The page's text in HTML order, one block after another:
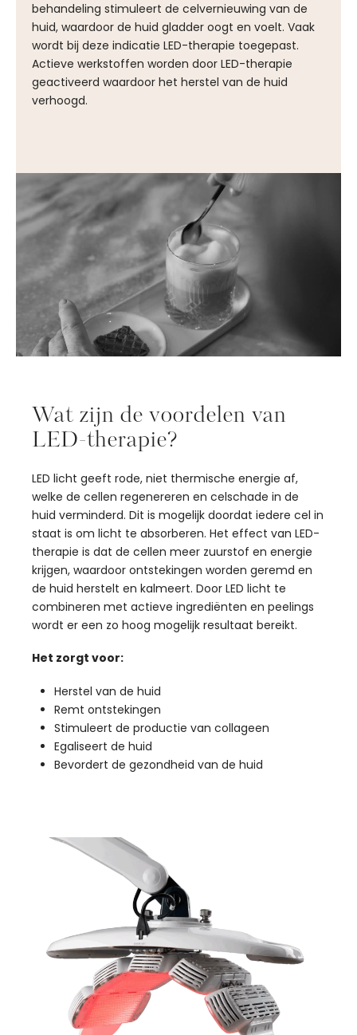
behandeling stimuleert de celvernieuwing van de
huid, waardoor de huid gladder oogt en voelt. Vaak
wordt bij deze indicatie LED-therapie toegepast.
Actieve werkstoffen worden door LED-therapie
geactiveerd waardoor het herstel van de huid
verhoogd.
Wat zijn de voordelen van
LED-therapie?
LED licht geeft rode, niet thermische energie af,
welke de cellen regenereren en celschade in de
huid verminderd. Dit is mogelijk doordat iedere cel in
staat is om licht te absorberen. Het effect van LED-
therapie is dat de cellen meer zuurstof en energie
krijgen, waardoor ontstekingen worden geremd en
de huid herstelt en kalmeert. Door LED licht te
combineren met actieve ingrediënten en peelings
wordt er een zo hoog mogelijk resultaat bereikt.
Het zorgt voor:
Herstel van de huid
Remt ontstekingen
Stimuleert de productie van collageen
Egaliseert de huid
Bevordert de gezondheid van de huid